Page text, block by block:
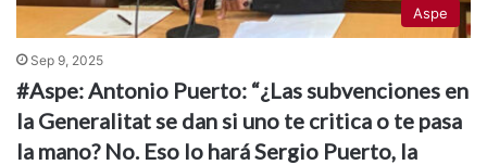
Aspe
Sep 9, 2025
#Aspe: Antonio Puerto: “¿Las subvenciones en
la Generalitat se dan si uno te critica o te pasa
la mano? No. Eso lo hará Sergio Puerto, la